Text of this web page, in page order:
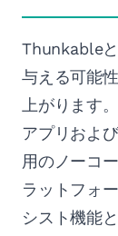
Thunkable
与える可能
上がります
アプリおよ
用のノーコ
ラットフォ
シスト機能